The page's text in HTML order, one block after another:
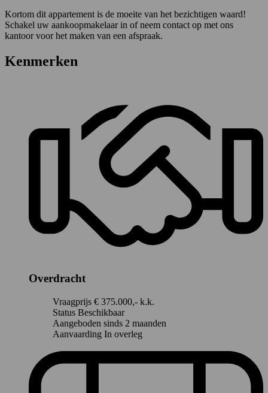
Kortom dit appartement is de moeite van het bezichtigen waard!
Schakel uw aankoopmakelaar in of neem contact op met ons
kantoor voor het maken van een afspraak.
Kenmerken
Overdracht
Vraagprijs € 375.000,- k.k.
Status Beschikbaar
Aangeboden sinds 2 maanden
Aanvaarding In overleg